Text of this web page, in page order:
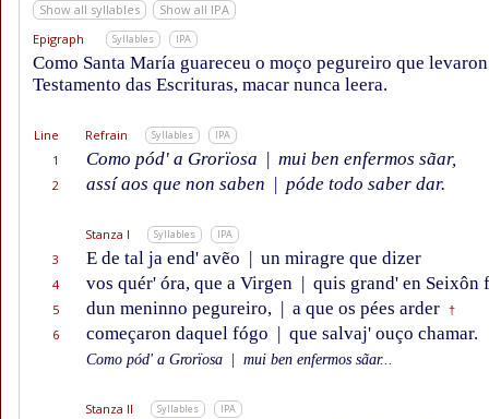
Show all syllables
Show all IPA
Epigraph
Syllables IPA
Como Santa María guareceu o moço pegureiro que
Testamento das Escrituras, macar nunca leera.
Line Refrain Syllables IPA
1 Como pód' a Grorïosa | mui ben enfermos sãar,
2 assí aos que non saben | póde todo saber dar.
Stanza I Syllables IPA
3 E de tal ja end' avẽo | un miragre que dizer
4 vos quér' óra, que a Virgen | quis grand' en Seixôn
5 dun meninno pegureiro, | a que os pées arder †
6 começaron daquel fógo | que salvaj' ouço chamar.
Como pód' a Grorïosa mui ben enfermos sãar...
Stanza II Syllables IPA